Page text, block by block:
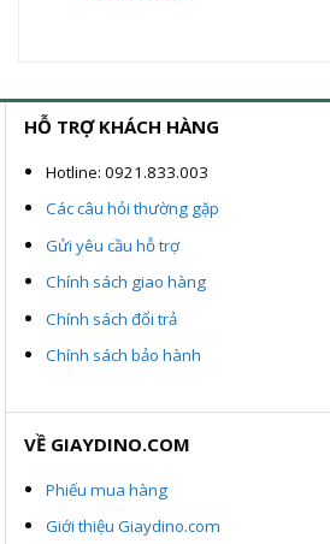
HỖ TRỢ KHÁCH HÀNG
Hotline: 0921.833.003
Các câu hỏi thường gặp
Gửi yêu cầu hỗ trợ
Chính sách giao hàng
Chính sách đổi trả
Chính sách bảo hành
VỀ GIAYDINO.COM
Phiếu mua hàng
Giới thiệu Giaydino.com